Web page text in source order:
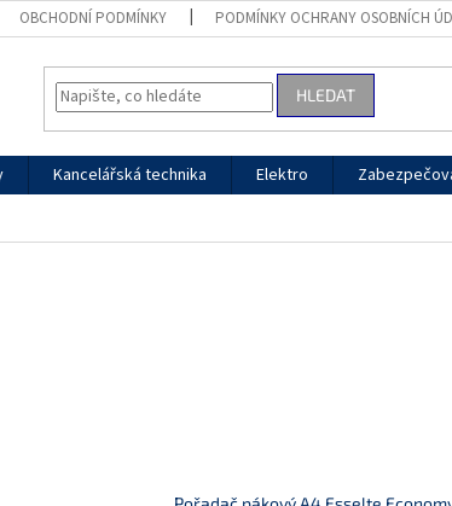
OBCHODNÍ PODMÍNKY PODMÍNKY OCHRANY OSOBNÍCH
HLEDAT
Kancelářská technika Elektro